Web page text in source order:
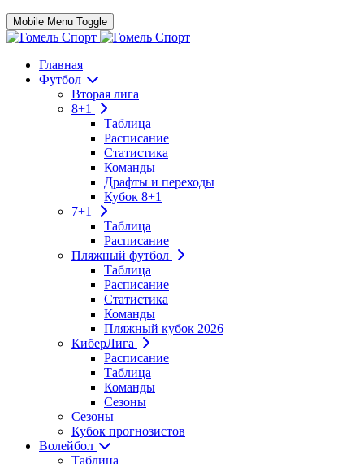
Mobile Menu Toggle
Главная
Футбол
Вторая лига
8+1
Таблица
Расписание
Статистика
Команды
Драфты и переходы
Кубок 8+1
7+1
Таблица
Расписание
Пляжный футбол
Таблица
Расписание
Статистика
Команды
Пляжный кубок 2026
КиберЛига
Расписание
Таблица
Команды
Сезоны
Сезоны
Кубок прогнозистов
Волейбол
Таблица